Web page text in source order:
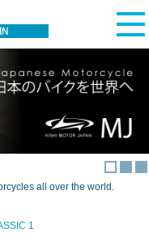
all over the world.
1